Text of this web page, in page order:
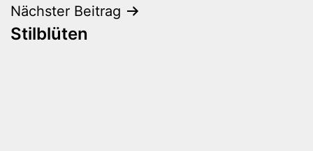
Nächster Beitrag
Stilblüten